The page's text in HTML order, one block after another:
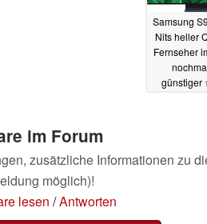
Samsung
Nits heller
Fernseher
günstiger
im Forum
zusätzliche Informationen zu
möglich)!
lesen /Antworten